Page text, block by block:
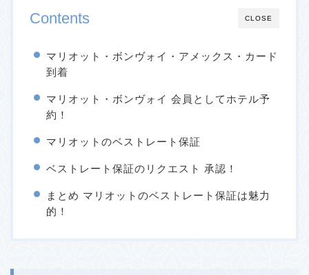
CLOSE
Contents
マリオット・ボンヴォイ・アメックス・カード
到着
マリオット・ボンヴォイ 会員としてホテル予
約！
マリオットのベストレート保証
ベストレート保証のリクエスト 承認！
まとめ マリオットのベストレート保証は魅力
的！